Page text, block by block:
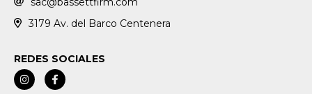
3179 Av. del Barco Centenera
REDES SOCIALES